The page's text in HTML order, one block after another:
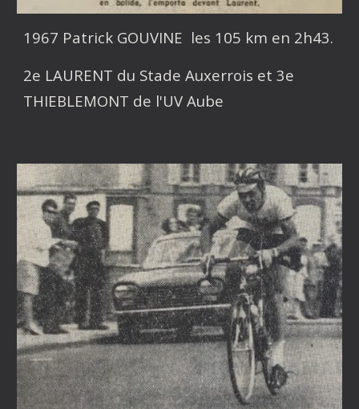
1967 Patrick GOUVINE les 105 km en 2h43.
2e LAURENT du Stade Auxerrois et 3e
THIEBLEMONT de l'UV Aube